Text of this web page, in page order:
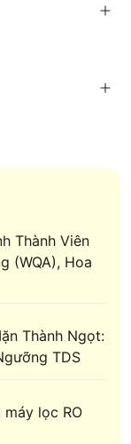
Thành Viên
(WQA), Hoa
Thành Ngọt:
TDS
lọc RO